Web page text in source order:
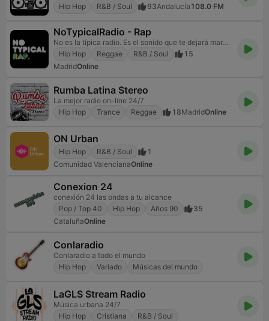
Hip Hop
R&B / Soul 93Andalucía 108.0 FM
NoTypicalRadio - Rap
No es la típica radio. Es el sonido que te dejará marcado.
Hip Hop
Reggae R&B / Soul
15
MadridOnline
Rumba Latina Stereo
La mejor radio on-line 24/7
Hip Hop
Trance Reggae 18MadridOnline
ON Urban
Hip Hop R&B / Soul
1
Comunidad ValencianaOnline
Conexion 24
conexión 24 las ondas a tu alcance
Pop / Top 40
Hip Hop Años 90
35
CataluñaOnline
Conlaradio
Conlaradio a todo el mundo
Hip Hop
Variado Músicas del mundo
LaGLS Stream Radio
Música urbana 24/7
Hip Hop
Cristiana R&B / Soul